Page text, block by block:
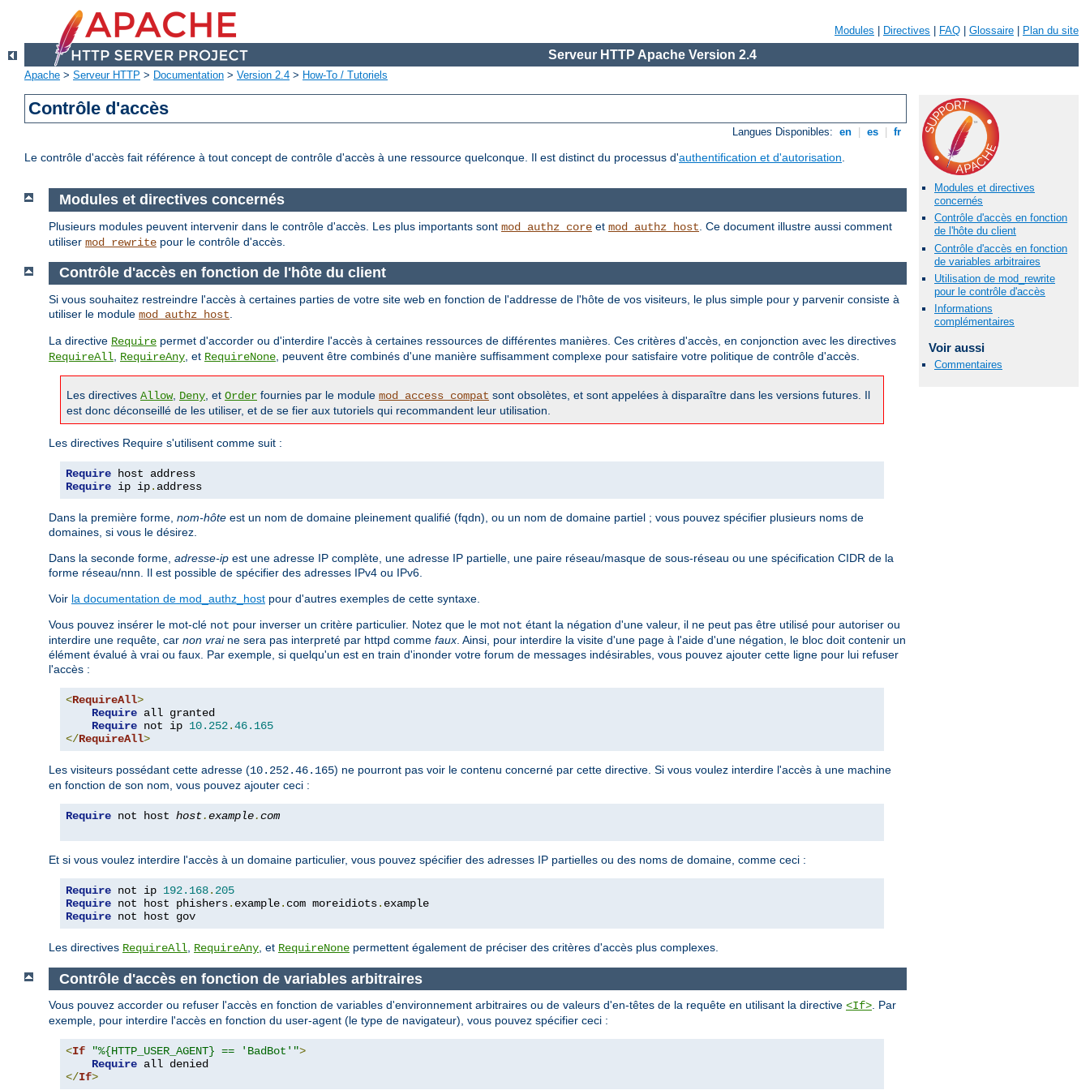
Modules Directives FAQ Glossaire Plan du site
Serveur HTTP Apache Version 2.4
Apache > Serveur HTTP > Documentation > Version 2.4 > How-To / Tutoriels
Contrôle d'accès
Langues Disponibles: en es fr
Le contrôle d'accès fait référence à tout concept de contrôle d'accès à une ressource quelconque. Il est distinct du processus d'authentification et d'autorisation.
Modules et directives
concernés
Contrôle d'accès en fonction
de l'hôte du client
Contrôle d'accès en fonction
de variables arbitraires
Utilisation de mod_rewrite
pour le contrôle d'accès
Informations
complémentaires
Voir aussi
Commentaires
Modules et directives concernés
Plusieurs modules peuvent intervenir dans le contrôle d'accès. Les plus importants sont mod_authz_core et mod_authz_host . Ce document illustre aussi comment
utiliser mod_rewrite pour le contrôle d'accès.
Contrôle d'accès en fonction de l'hôte du client
Si vous souhaitez restreindre l'accès à certaines parties de votre site web en fonction de l'addresse de l'hôte de vos visiteurs, le plus simple pour y parvenir consiste à
utiliser le module mod_authz_host
La directive Require permet d'accorder ou d'interdire l'accès à certaines ressources de différentes manières. Ces critères d'accès, en conjonction avec les directives
RequireAll RequireAny , et RequireNone , peuvent être combinés d'une manière suffisamment complexe pour satisfaire votre politique de contrôle d'accès.
Les directives Allow, Deny , et Order fournies par le module mod_access_compat sont obsolètes, et sont appelées à disparaître dans les versions futures. Il
est donc déconseillé de les utiliser, et de se fier aux tutoriels qui recommandent leur utilisation.
Les directives Require s'utilisent comme suit :
Require
Require ip ip. address
Dans la première forme, nom-hôte est un nom de domaine pleinement qualifié (fqdn), ou un nom de domaine partiel ; vous pouvez spécifier plusieurs noms de
domaines, si vous le désirez.
Dans la seconde forme, adresse-ip est une adresse IP complète, une adresse IP partielle, une paire réseau/masque de sous-réseau ou une spécification CIDR de la
forme réseau/nnn. Il est possible de spécifier des adresses IPv4 ou IPv6.
Voir la documentation de mod_authz_host pour d'autres exemples de cette syntaxe.
Vous pouvez insérer le mot-clé not pour inverser un critère particulier. Notez que le mot not étant la négation d'une valeur, il ne peut pas être utilisé pour autoriser ou
interdire une requête, car non vraine sera pas interpreté par httpd comme faux . Ainsi, pour interdire la visite d'une page à l'aide d'une négation, le bloc doit contenir un
élément évalué à vrai ou faux. Par exemple, si quelqu'un est en train d'inonder votre forum de messages indésirables, vous pouvez ajouter cette ligne pour lui refuser
l'accès :
<RequireAll>
Require all granted
Require not ip 10.252.46.165
</RequireAll>
Les visiteurs possédant cette adresse (10.252.46.165) ne pourront pas voir le contenu concerné par cette directive. Si vous voulez interdire l'accès à une machine
en fonction de son nom, vous pouvez ajouter ceci :
Require not host host.example.com
Et si vous voulez interdire l'accès à un domaine particulier, vous pouvez spécifier des adresses IP partielles ou des noms de domaine, comme ceci :
Require not ip 192.168. 205
Require not host phishers. example. com moreidiots.
Require not host gov
Les directives RequireAll RequireAny , et RequireNone permettent également de préciser des critères d'accès plus complexes.
Contrôle d'accès en fonction de variables arbitraires
Vous pouvez accorder ou refuser l'accès en fonction de variables d'environnement arbitraires ou de valeurs d'en-têtes de la requête en utilisant la directive <If>. Par
exemple, pour interdire l'accès en fonction du user-agent (le type de navigateur), vous pouvez spécifier ceci :
<If "%{HTTP_USER_AGENT} == 'BadBot'">
Require
</If>